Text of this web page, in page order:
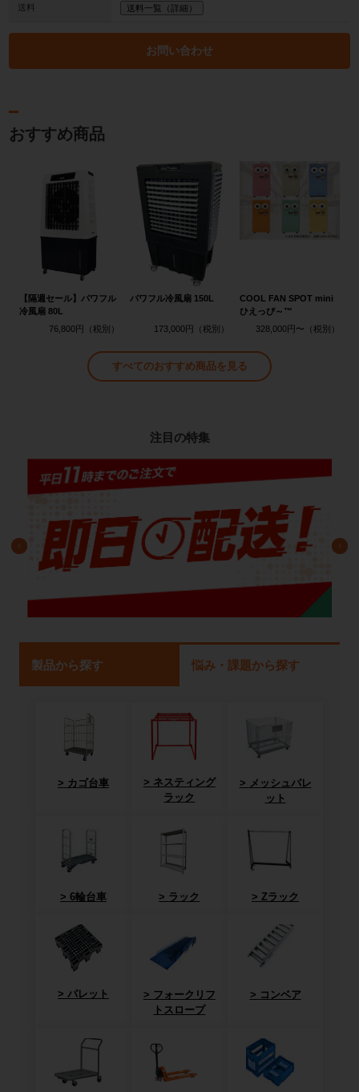
送料 送料一覧（詳細）
お問い合わせ
おすすめ商品
【隔週セール】パワフル
冷風扇 80L
76,800円
パワフル冷風扇 150L
173,000円
COOL FAN SPOT mini
ひえっぴ～™
328,000円〜
すべてのおすすめ商品を見る
注目の特集
製品から探す 悩み・課題から探す
カゴ台車
ネスティング
ラック
メッシュパレ
ット
6輪台車 ラック Zラック
パレット
フォークリフ
トスロープ
コンベア